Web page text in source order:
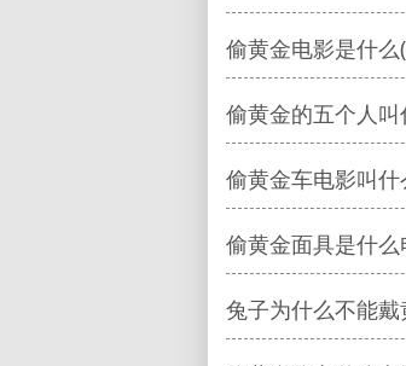
偷黄金电影是什
偷黄金的五个人
偷黄金车电影叫
偷黄金面具是什
兔子为什么不能